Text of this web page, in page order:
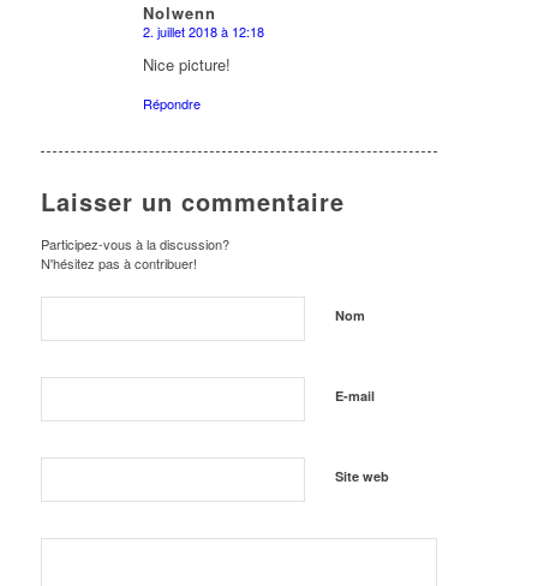
Nolwenn
d
2. juillet 2018 à 12:18
Nice picture!
Répondre
Laisser un commentaire
Participez-vous à la discussion?
N'hésitez pas à contribuer!
Nom
E-mail
Site web